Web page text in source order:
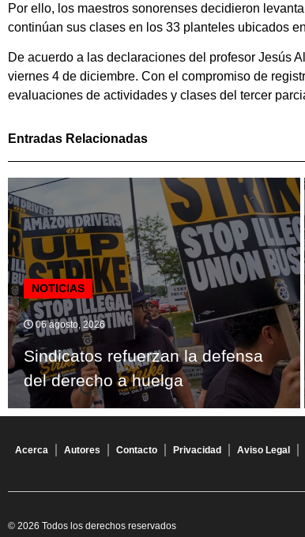
Por ello, los maestros sonorenses decidieron
continúan sus clases en los 33 planteles ubicados
De acuerdo a las declaraciones del profesor Jesús
viernes 4 de diciembre. Con el compromiso de
evaluaciones de actividades y clases del tercer
Entradas Relacionadas
NOTICIAS
06 agosto, 2026
Sindicatos refuerzan la defensa
del derecho a huelga
Acerca Autores Contacto Privacidad Aviso Legal
© 2026 Todos los derechos reservados